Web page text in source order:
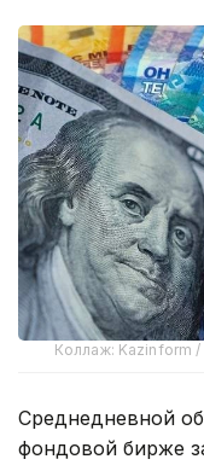
Коллаж: Kazinform
Среднедневной
фондовой бирже